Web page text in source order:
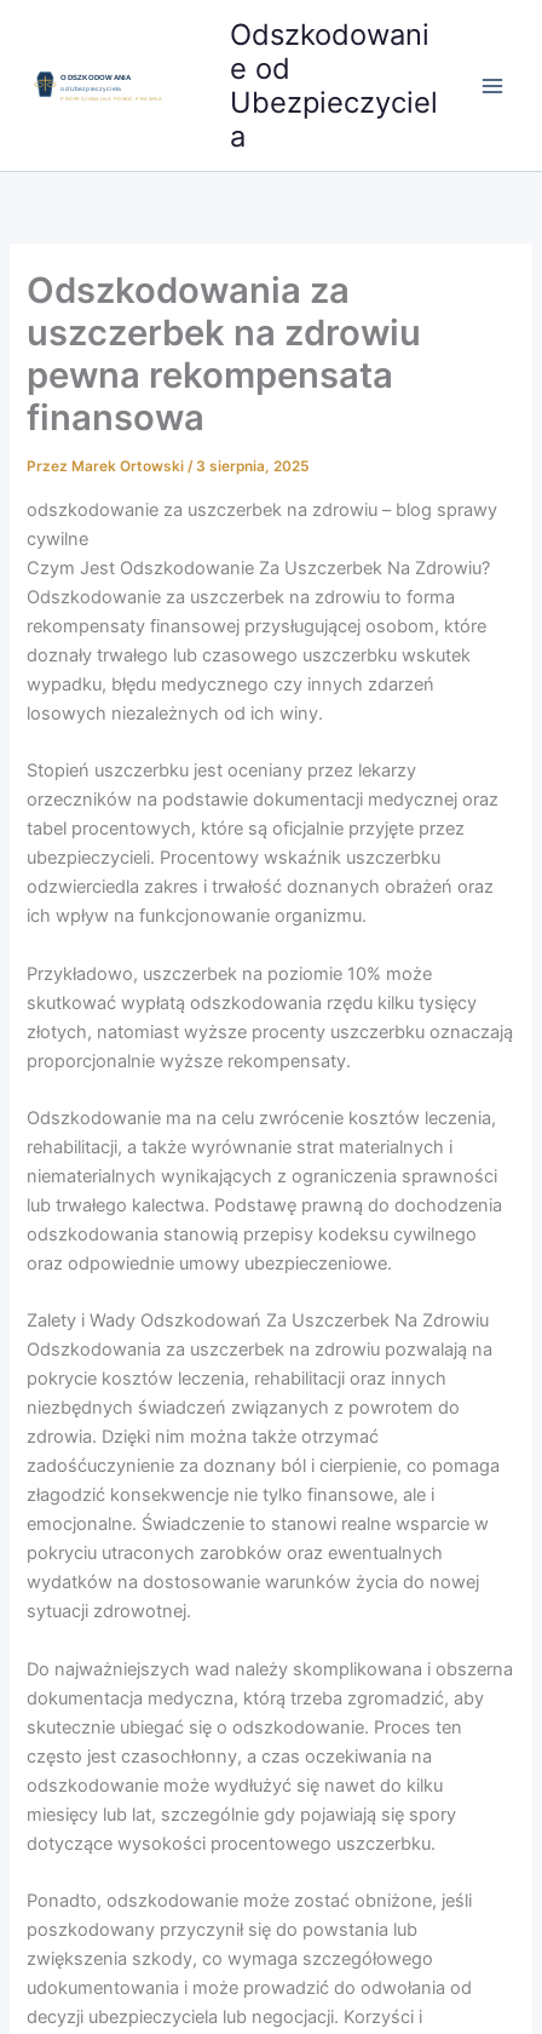
treści
Odszkodowani
e od
Ubezpieczyciel
a
Odszkodowania za
uszczerbek na zdrowiu
pewna rekompensata
finansowa
Przez Marek Ortowski/ 3 sierpnia, 2025
odszkodowanie za uszczerbek na zdrowiu – blog sprawy
cywilne
Czym Jest Odszkodowanie Za Uszczerbek Na Zdrowiu?
Odszkodowanie za uszczerbek na zdrowiu to forma
rekompensaty finansowej przysługującej osobom, które
doznały trwałego lub czasowego uszczerbku wskutek
wypadku, błędu medycznego czy innych zdarzeń
losowych niezależnych od ich winy.
Stopień uszczerbku jest oceniany przez lekarzy
orzeczników na podstawie dokumentacji medycznej oraz
tabel procentowych, które są oficjalnie przyjęte przez
ubezpieczycieli. Procentowy wskaźnik uszczerbku
odzwierciedla zakres i trwałość doznanych obrażeń oraz
ich wpływ na funkcjonowanie organizmu.
Przykładowo, uszczerbek na poziomie 10% może
skutkować wypłatą odszkodowania rzędu kilku tysięcy
złotych, natomiast wyższe procenty uszczerbku oznaczają
proporcjonalnie wyższe rekompensaty.
Odszkodowanie ma na celu zwrócenie kosztów leczenia,
rehabilitacji, a także wyrównanie strat materialnych i
niematerialnych wynikających z ograniczenia sprawności
lub trwałego kalectwa. Podstawę prawną do dochodzenia
odszkodowania stanowią przepisy kodeksu cywilnego
oraz odpowiednie umowy ubezpieczeniowe.
Zalety i Wady Odszkodowań Za Uszczerbek Na Zdrowiu
Odszkodowania za uszczerbek na zdrowiu pozwalają na
pokrycie kosztów leczenia, rehabilitacji oraz innych
niezbędnych świadczeń związanych z powrotem do
zdrowia. Dzięki nim można także otrzymać
zadośćuczynienie za doznany ból i cierpienie, co pomaga
złagodzić konsekwencje nie tylko finansowe, ale i
emocjonalne. Świadczenie to stanowi realne wsparcie w
pokryciu utraconych zarobków oraz ewentualnych
wydatków na dostosowanie warunków życia do nowej
sytuacji zdrowotnej.
Do najważniejszych wad należy skomplikowana i obszerna
dokumentacja medyczna, którą trzeba zgromadzić, aby
skutecznie ubiegać się o odszkodowanie. Proces ten
często jest czasochłonny, a czas oczekiwania na
odszkodowanie może wydłużyć się nawet do kilku
miesięcy lub lat, szczególnie gdy pojawiają się spory
dotyczące wysokości procentowego uszczerbku.
Ponadto, odszkodowanie może zostać obniżone, jeśli
poszkodowany przyczynił się do powstania lub
zwiększenia szkody, co wymaga szczegółowego
udokumentowania i może prowadzić do odwołania od
decyzji ubezpieczyciela lub negocjacji. Korzyści i